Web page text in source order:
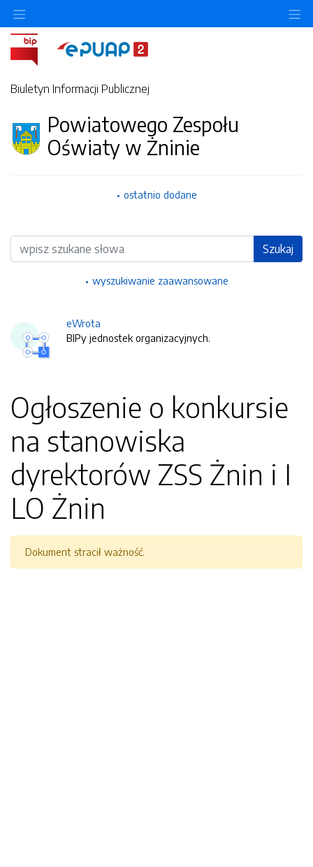
Biuletyn Informacji Publicznej
Powiatowego Zespołu
Oświaty w Żninie
ostatnio dodane
Wyszukiwarka Szukaj
wyszukiwanie zaawansowane
eWrota
BIPy jednostek organizacyjnych.
Ogłoszenie o konkursie
na stanowiska
dyrektorów ZSS Żnin i I
LO Żnin
Dokument stracił ważność.